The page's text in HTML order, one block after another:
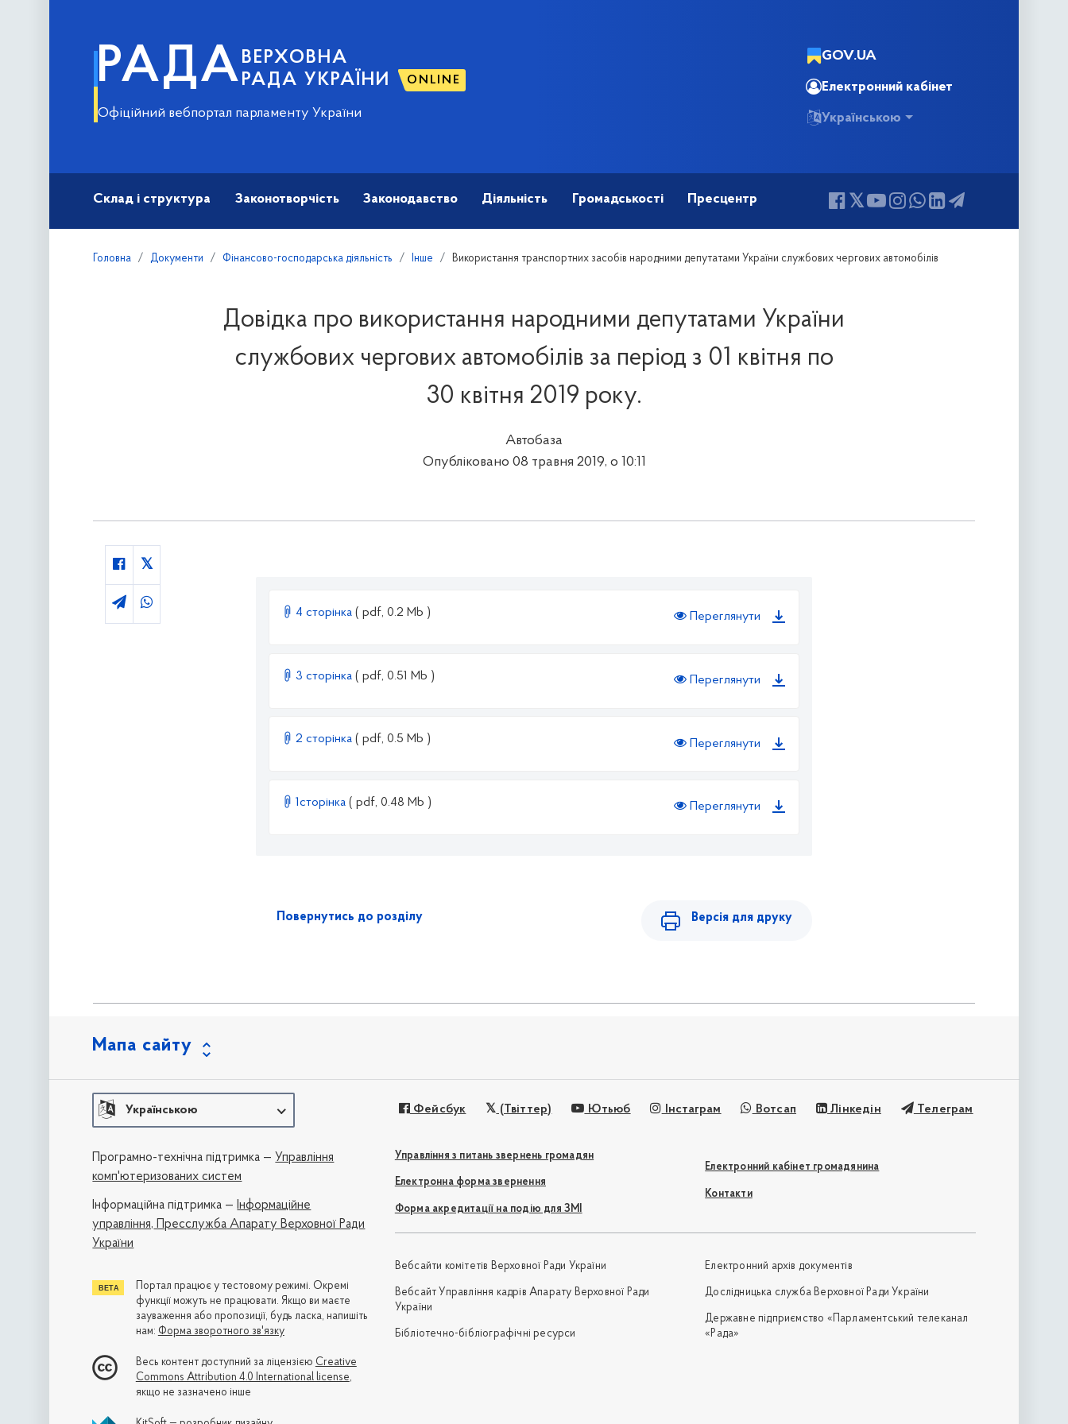
РАДА ВЕРХОВНА
РАДА УКРАЇНИ
ONLINE
Офіційний вебпортал парламенту України
GOV.UA
Електронний кабінет
Українською
Склад і структура Законотворчість Законодавство Діяльність Громадськості Пресцентр
Головна Документи Фінансово-господарська діяльність Інше Використання транспортних засобів народними депутатами України службових чергових автомобілів
Довідка про використання народними депутатами України
службових чергових автомобілів за період з 01 квітня по
30 квітня 2019 року.
Автобаза
Опубліковано 08 травня 2019, о 10:11
4 сторінка ( pdf, 0.2 Mb ) Переглянути
3 сторінка ( pdf, 0.51 Mb ) Переглянути
2 сторінка ( pdf, 0.5 Mb ) Переглянути
1cторінка ( pdf, 0.48 Mb ) Переглянути
Повернутись до розділу Версія для друку
Мапа сайту
Українською Фейсбук (Твіттер) Ютьюб Інстаграм Вотсап Лінкедін Телеграм
Управління з питань звернень громадян
Електронна форма звернення
Форма акредитації на подію для ЗМІ
Електронний кабінет громадянина
Контакти
Вебсайти комітетів Верховної Ради України
Вебсайт Управління кадрів Апарату Верховної Ради
України
Бібліотечно-бібліографічні ресурси
Електронний архів документів
Дослідницька служба Верховної Ради України
Державне підприємство «Парламентський телеканал
«Рада»
Програмно-технічна підтримка — Управління
комп'ютеризованих систем
Iнформаційна підтримка — Інформаційне
управління, Пресслужба Апарату Верховної Ради
України
Портал працює у тестовому режимі. Окремі
функції можуть не працювати. Якщо ви маєте
зауваження або пропозиції, будь ласка, напишіть
нам: Форма зворотного зв'язку
Весь контент доступний за ліцензією Creative
Commons Attribution 4.0 International license,
якщо не зазначено інше